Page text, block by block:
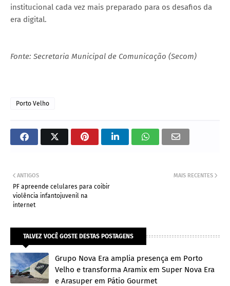
institucional cada vez mais preparado para os desafios da
era digital.
Fonte: Secretaria Municipal de Comunicação (Secom)
Porto Velho
MAIS RECENTES
ANTIGOS
PF apreende celulares para coibir
violência infantojuvenil na
internet
TALVEZ VOCÊ GOSTE DESTAS POSTAGENS
Grupo Nova Era amplia presença em Porto
Velho e transforma Aramix em Super Nova Era
e Arasuper em Pátio Gourmet